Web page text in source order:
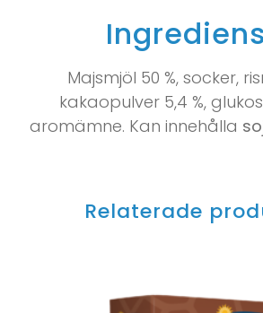
Majsmjöl 50 %, socker,
kakaopulver 5,4 %,
aromämne. Kan innehålla
Relaterade